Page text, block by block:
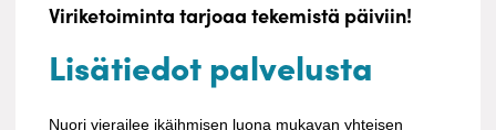
Viriketoiminta tarjoaa tekemistä päiviin!
Lisätiedot palvelusta
Nuori vierailee ikäihmisen luona mukavan yhteisen